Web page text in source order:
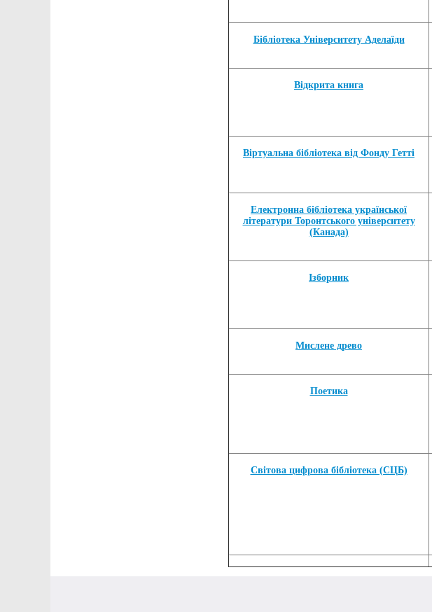
Бібліотека Університету Аделаїди
Відкрита книга
Віртуальна бібліотека від Фонду Гетті
Електронна бібліотека української
літератури Торонтського університету
(Канада)
Ізборник
Мислене древо
Поетика
Світова цифрова бібліотека (СЦБ)